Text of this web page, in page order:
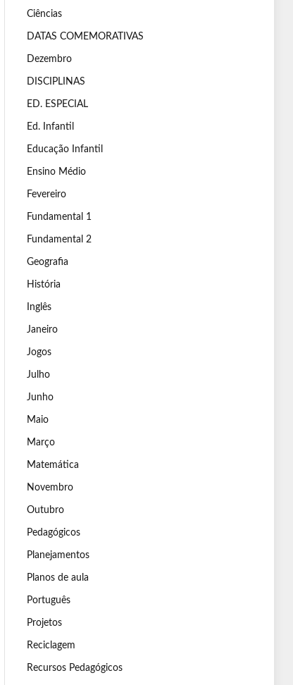
Ciências
DATAS COMEMORATIVAS
Dezembro
DISCIPLINAS
ED. ESPECIAL
Ed. Infantil
Educação Infantil
Ensino Médio
Fevereiro
Fundamental 1
Fundamental 2
Geografia
História
Inglês
Janeiro
Jogos
Julho
Junho
Maio
Março
Matemática
Novembro
Outubro
Pedagógicos
Planejamentos
Planos de aula
Português
Projetos
Reciclagem
Recursos Pedagógicos